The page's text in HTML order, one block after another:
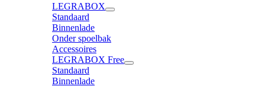
LEGRABOX
Standaard
Binnenlade
Onder spoelbak
Accessoires
LEGRABOX Free
Standaard
Binnenlade